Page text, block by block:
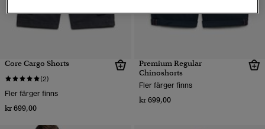
Core Cargo Shorts
(2)
Fler färger finns
kr 699,00
Premium Regular
Chinoshorts
Fler färger finns
kr 699,00